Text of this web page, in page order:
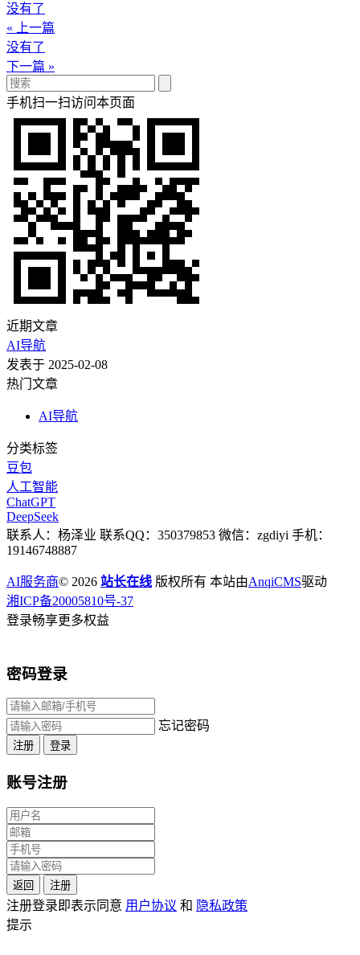
没有了
« 上一篇
没有了
下一篇 »
手机扫一扫访问本页面
近期文章
AI导航
发表于 2025-02-08
热门文章
AI导航
分类标签
豆包
人工智能
ChatGPT
DeepSeek
联系人：杨泽业 联系QQ：350379853 微信：zgdiyi 手机：
19146748887
AI服务商© 2026 站长在线 版权所有 本站由AnqiCMS驱动
湘ICP备20005810号-37
登录畅享更多权益
密码登录
忘记密码
注册 登录
账号注册
返回 注册
注册登录即表示同意 用户协议 和 隐私政策
提示